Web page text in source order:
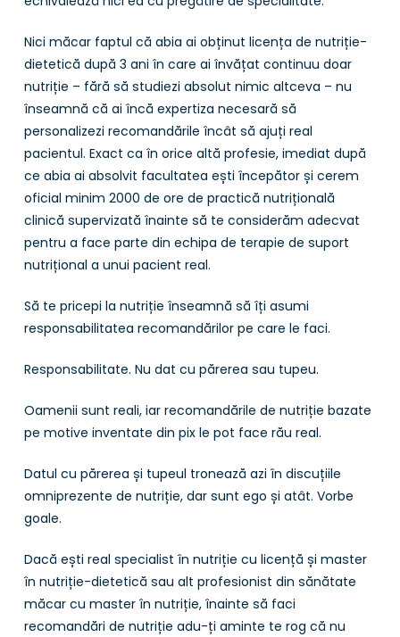
Nici măcar faptul că abia ai obținut licența de nutriție-
dietetică după 3 ani în care ai învățat continuu doar
nutriție – fără să studiezi absolut nimic altceva – nu
înseamnă că ai încă expertiza necesară să
personalizezi recomandările încât să ajuți real
pacientul. Exact ca în orice altă profesie, imediat după
ce abia ai absolvit facultatea ești începător și cerem
oficial minim 2000 de ore de practică nutrițională
clinică supervizată înainte să te considerăm adecvat
pentru a face parte din echipa de terapie de suport
nutrițional a unui pacient real.
Să te pricepi la nutriție înseamnă să îți asumi
responsabilitatea recomandărilor pe care le faci.
Responsabilitate. Nu dat cu părerea sau tupeu.
Oamenii sunt reali, iar recomandările de nutriție bazate
pe motive inventate din pix le pot face rău real.
Datul cu părerea și tupeul tronează azi în discuțiile
omniprezente de nutriție, dar sunt ego și atât. Vorbe
goale.
Dacă ești real specialist în nutriție cu licență și master
în nutriție-dietetică sau alt profesionist din sănătate
măcar cu master în nutriție, înainte să faci
recomandări de nutriție adu-ți aminte te rog că nu